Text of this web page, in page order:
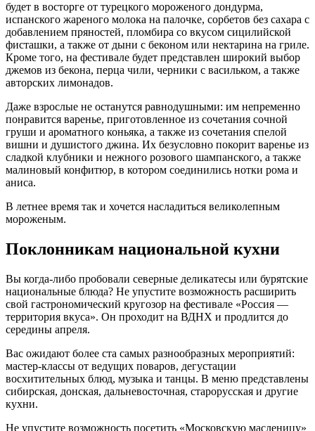
будет в восторге от турецкого мороженого дондурма,
испанского жареного молока на палочке, сорбетов без сахара с
добавлением пряностей, пломбира со вкусом сицилийской
фисташки, а также от дыни с беконом или нектарина на гриле.
Кроме того, на фестивале будет представлен широкий выбор
джемов из бекона, перца чили, черники с васильком, а также
авторских лимонадов.
Даже взрослые не останутся равнодушными: им непременно
понравится варенье, приготовленное из сочетания сочной
груши и ароматного коньяка, а также из сочетания спелой
вишни и душистого джина. Их безусловно покорит варенье из
сладкой клубники и нежного розового шампанского, а также
малиновый конфитюр, в котором соединились нотки рома и
аниса.
В летнее время так и хочется насладиться великолепным
мороженым.
Поклонникам национальной кухни
Вы когда-либо пробовали северные деликатесы или бурятские
национальные блюда? Не упустите возможность расширить
свой гастрономический кругозор на фестивале «Россия —
территория вкуса». Он проходит на ВДНХ и продлится до
середины апреля.
Вас ожидают более ста самых разнообразных мероприятий:
мастер-классы от ведущих поваров, дегустации
восхитительных блюд, музыка и танцы. В меню представлены
сибирская, донская, дальневосточная, старорусская и другие
кухни.
Не упустите возможность посетить «Московскую масленицу»